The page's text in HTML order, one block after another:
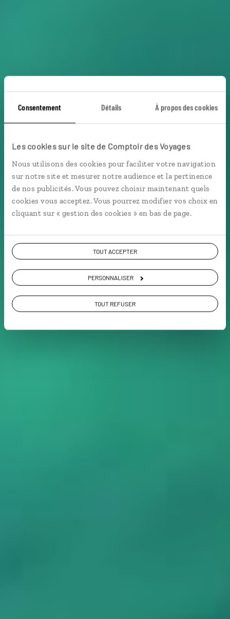
Consentement Détails À propos des cookies
Les cookies sur le site de Comptoir des Voyages
Nous utilisons des cookies pour faciliter votre navigation
sur notre site et mesurer notre audience et la pertinence
de nos publicités. Vous pouvez choisir maintenant quels
cookies vous acceptez. Vous pourrez modifier vos choix en
cliquant sur « gestion des cookies » en bas de page.
TOUT ACCEPTER
PERSONNALISER
TOUT REFUSER
Faits d'hiver
norvégiens
Séjour hiver en Laponie : Tromsø, capitale des aurores
boréales.
Activités nature
Voir les 384 avis sur les voyages en Norvège
VOIR LA GALERIE PHOTOS